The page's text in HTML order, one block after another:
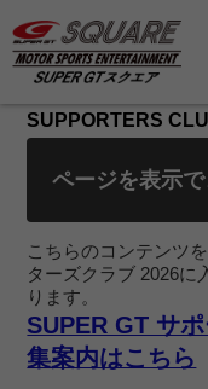
SUPPORTERS
ページを表示で
こちらのコンテンツ
ターズクラブ 2026に
ります。
SUPER GT サ
集案内はこちら